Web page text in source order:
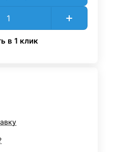
в 1 клик